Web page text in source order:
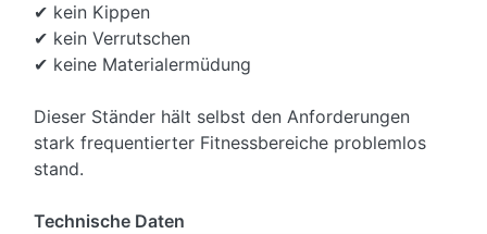
✔ kein Kippen
✔ kein Verrutschen
✔ keine Materialermüdung
Dieser Ständer hält selbst den Anforderungen
stark frequentierter Fitnessbereiche problemlos
stand.
Technische Daten